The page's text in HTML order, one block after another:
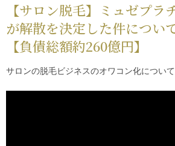
【サロン脱毛】ミュゼプラ
が解散を決定した件につい
【負債総額約260億円】
サロンの脱毛ビジネスのオワコン化について